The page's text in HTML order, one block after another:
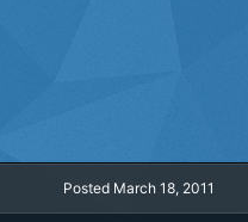
Posted March 18, 2011